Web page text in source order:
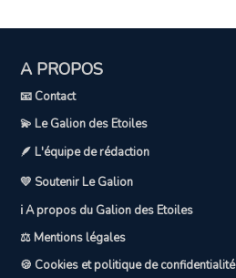
A PROPOS
📧 Contact
💫 Le Galion des Etoiles
🪶 L'équipe de rédaction
💛 Soutenir Le Galion
ℹ️ A propos du Galion des Etoiles
⚖️ Mentions légales
🍪 Cookies et politique de confidentialité